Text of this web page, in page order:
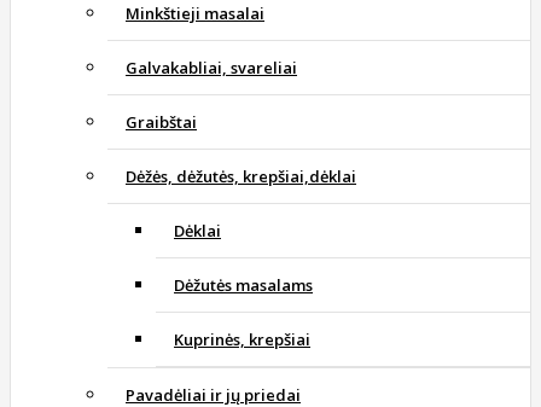
Minkštieji masalai
Galvakabliai, svareliai
Graibštai
Dėžės, dėžutės, krepšiai,dėklai
Dėklai
Dėžutės masalams
Kuprinės, krepšiai
Pavadėliai ir jų priedai